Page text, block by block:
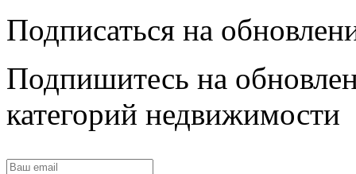
Подписаться на
Подпишитесь на
категорий недвижимости